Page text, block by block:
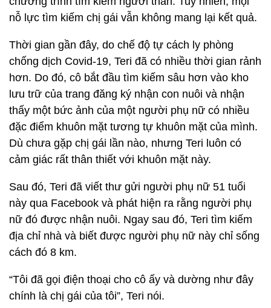
nỗ lực tìm kiếm chị gái vẫn không mang lại kết quả.
Thời gian gần đây, do chế độ tự cách ly phòng
chống dịch Covid-19, Teri đã có nhiều thời gian rảnh
hơn. Do đó, cô bắt đầu tìm kiếm sâu hơn vào kho
lưu trữ của trang đăng ký nhận con nuôi và nhận
thấy một bức ảnh của một người phụ nữ có nhiều
đặc điểm khuôn mặt tương tự khuôn mặt của mình.
Dù chưa gặp chị gái lần nào, nhưng Teri luôn có
cảm giác rất thân thiết với khuôn mặt này.
Sau đó, Teri đã viết thư gửi người phụ nữ 51 tuổi
này qua Facebook và phát hiện ra rằng người phụ
nữ đó được nhận nuôi. Ngay sau đó, Teri tìm kiếm
địa chỉ nhà và biết được người phụ nữ này chỉ sống
cách đó 8 km.
“Tôi đã gọi điện thoại cho cô ấy và dường như đây
chính là chị gái của tôi”, Teri nói.